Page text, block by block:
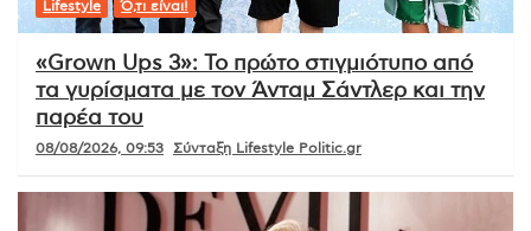
Lifestyle Ό,τι είναι!
«Grown Ups 3»: Το πρώτο στιγμιότυπο από
τα γυρίσματα με τον Άνταμ Σάντλερ και την
παρέα του
08/08/2026, 09:53 Σύνταξη Lifestyle Politic.gr